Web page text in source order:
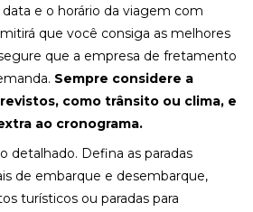
e o horário da viagem com
que você consiga as melhores
que a empresa de fretamento
Sempre considere a
como trânsito ou clima, e
ao cronograma.
detalhado. Defina as paradas
de embarque e desembarque,
turísticos ou paradas para